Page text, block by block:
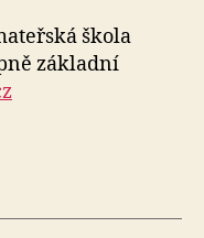
škola
základní